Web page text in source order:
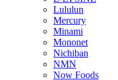
Lululun
Mercury
Minami
Mononet
Nichiban
NMN
Now Foods